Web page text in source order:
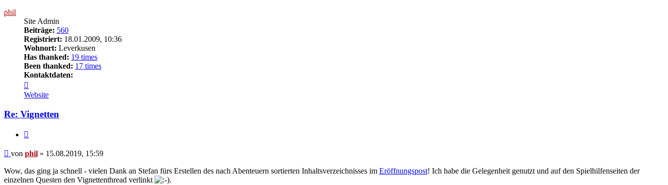
phil
Site Admin
Beiträge: 560
Registriert: 18.01.2009, 10:36
Wohnort: Leverkusen
Has thanked: 19 times
Been thanked: 17 times
Kontaktdaten:
von
phil
Website
Re: Vignetten
Beitrag
von phil » 15.08.2019, 15:59
Wow, das ging ja schnell - vielen Dank an Stefan fürs Erstellen des nach Abenteuern sortierten Inhaltsverzeichnisses im Eröffnungspost! Ich habe die Gelegenheit genutzt und auf den Spielhilfenseiten der
einzelnen Questen den Vignettenthread verlinkt
.